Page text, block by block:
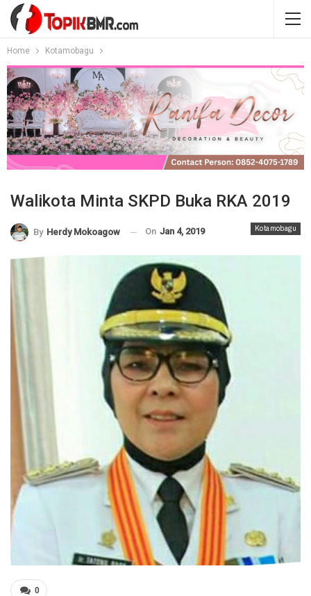
Home Kotamobagu
Walikota Minta SKPD Buka RKA 2019
Kotamobagu
By Herdy Mokoagow On Jan 4, 2019
0